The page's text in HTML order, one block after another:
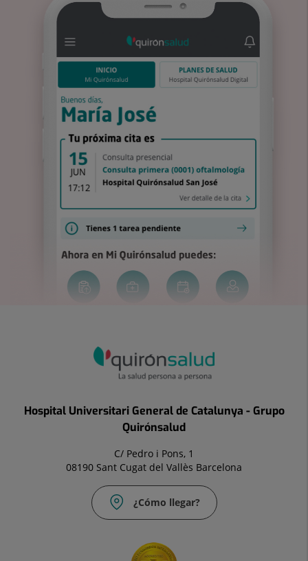
Hospital Universitari General de Catalunya - Grupo
Quirónsalud
C/ Pedro i Pons, 1
08190 Sant Cugat del Vallès Barcelona
¿Cómo llegar?